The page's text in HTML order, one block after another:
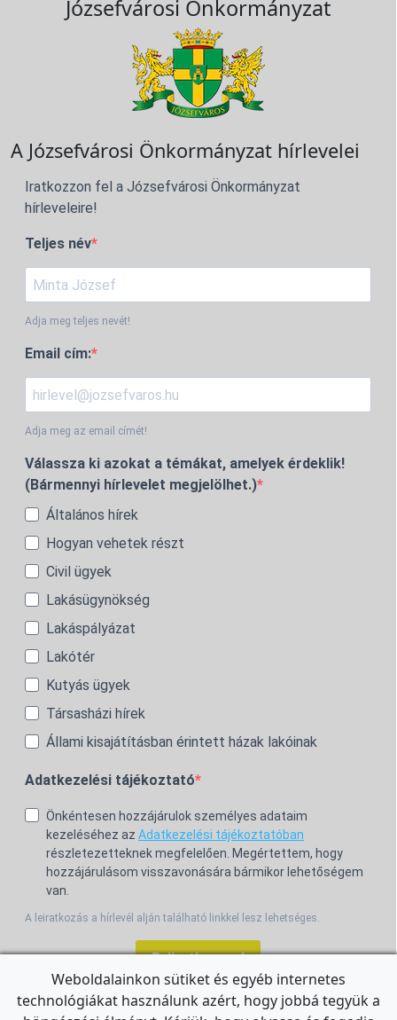
Józsefvárosi Önkormányzat
A Józsefvárosi Önkormányzat hírlevelei
Iratkozzon fel a Józsefvárosi Önkormányzat
hírleveleire!
Teljes név
Adja meg teljes nevét!
Email cím:
Adja meg az email címét!
Válassza ki azokat a témákat, amelyek érdeklik!
(Bármennyi hírlevelet megjelölhet.)
Általános hírek
Hogyan vehetek részt
Civil ügyek
Lakásügynökség
Lakáspályázat
Lakótér
Kutyás ügyek
Társasházi hírek
Állami kisajátításban érintett házak lakóinak
Adatkezelési tájékoztató
Önkéntesen hozzájárulok személyes adataim
kezeléséhez az Adatkezelési tájékoztatóban
részletezetteknek megfelelően. Megértettem, hogy
hozzájárulásom visszavonására bármikor lehetőségem
van.
A leiratkozás a hírlevél alján található linkkel lesz lehetséges.
Feliratkozom!
Weboldalainkon sütiket és egyéb internetes
technológiákat használunk azért, hogy jobbá tegyük a